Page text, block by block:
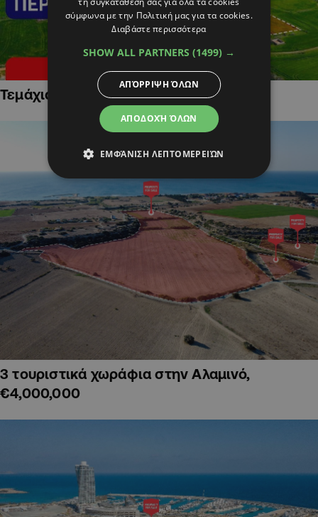
Τεμάχια Γης σε Οικιστικές Περιοχές
3 τουριστικά χωράφια στην Αλαμινό,
€4,000,000
σύμφωνα με την Πολιτική μας για τα cookies.
Διαβάστε περισσότερα
SHOW ALL PARTNERS (1499) →
ΑΠΟΔΟΧΉ ΌΛΩΝ
ΑΠΌΡΡΙΨΗ ΌΛΩΝ
ΕΜΦΆΝΙΣΗ ΛΕΠΤΟΜΕΡΕΙΏΝ